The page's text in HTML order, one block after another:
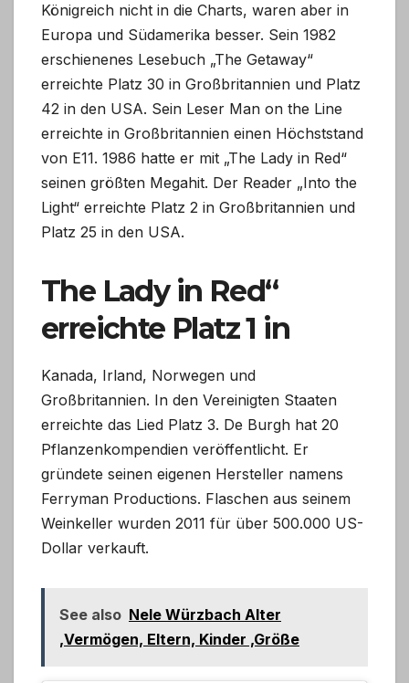
Königreich nicht in die Charts, waren aber in
Europa und Südamerika besser. Sein 1982
erschienenes Lesebuch „The Getaway“
erreichte Platz 30 in Großbritannien und Platz
42 in den USA. Sein Leser Man on the Line
erreichte in Großbritannien einen Höchststand
von E11. 1986 hatte er mit „The Lady in Red“
seinen größten Megahit. Der Reader „Into the
Light“ erreichte Platz 2 in Großbritannien und
Platz 25 in den USA.
The Lady in Red“
erreichte Platz 1 in
Kanada, Irland, Norwegen und
Großbritannien. In den Vereinigten Staaten
erreichte das Lied Platz 3. De Burgh hat 20
Pflanzenkompendien veröffentlicht. Er
gründete seinen eigenen Hersteller namens
Ferryman Productions. Flaschen aus seinem
Weinkeller wurden 2011 für über 500.000 US-
Dollar verkauft.
See also Nele Würzbach Alter
,Vermögen, Eltern, Kinder ,Größe